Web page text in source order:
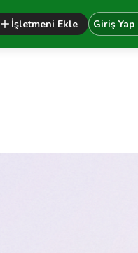
İşletmeni Ekle Giriş Yap